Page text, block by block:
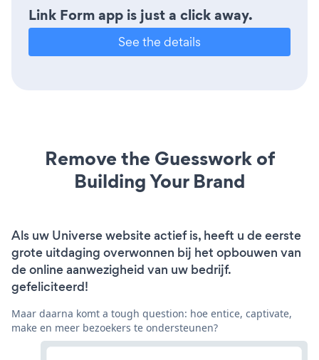
Link Form app is just a click away.
See the details
Remove the Guesswork of
Building Your Brand
Als uw Universe website actief is, heeft u de eerste
grote uitdaging overwonnen bij het opbouwen van
de online aanwezigheid van uw bedrijf.
gefeliciteerd!
Maar daarna komt a tough question: hoe entice, captivate,
make en meer bezoekers te ondersteunen?